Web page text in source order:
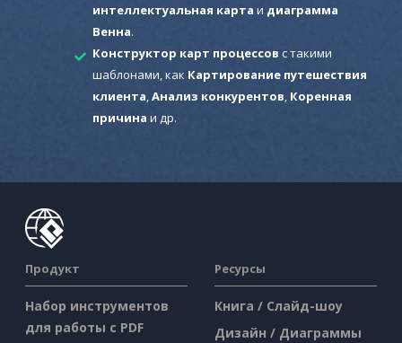
интеллектуальная карта и диаграмма
Венна.
Конструктор карт процессов с такими
шаблонами, как Картирование путешествия
клиента Анализ конкурентов Коренная
причина и др.
Продукт
Набор инструментов
для работы с PDF
Ресурсы
Книга / Слайд-шоу
Дизайн / Диаграммы